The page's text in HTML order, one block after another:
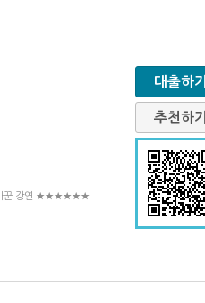
바꾼 강연 ★★★★★★
대출하기
추천하기